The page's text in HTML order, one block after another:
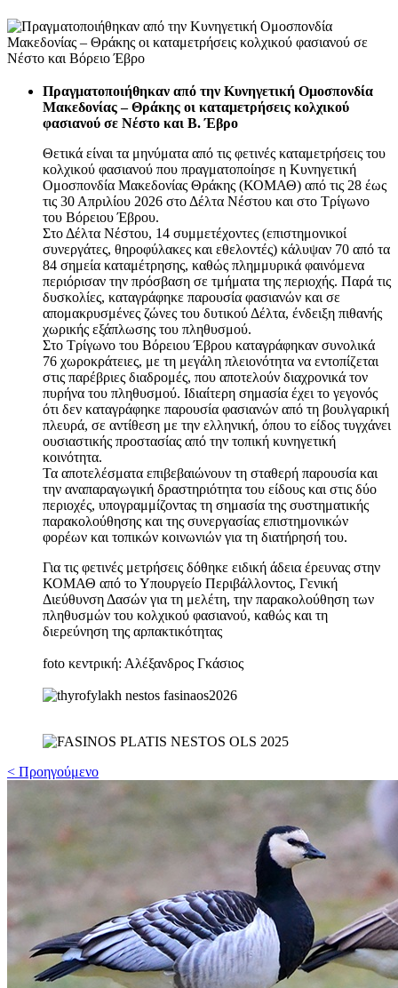
Πραγματοποιήθηκαν από την Κυνηγετική Ομοσπονδία
Μακεδονίας – Θράκης οι καταμετρήσεις κολχικού
φασιανού σε Νέστο και Β. Έβρο
Θετικά είναι τα μηνύματα από τις φετινές καταμετρήσεις του
κολχικού φασιανού που πραγματοποίησε η Κυνηγετική
Ομοσπονδία Μακεδονίας Θράκης (ΚΟΜΑΘ) από τις 28 έως
τις 30 Απριλίου 2026 στο Δέλτα Νέστου και στο Τρίγωνο
του Βόρειου Έβρου.
Στο Δέλτα Νέστου, 14 συμμετέχοντες (επιστημονικοί
συνεργάτες, θηροφύλακες και εθελοντές) κάλυψαν 70 από τα
84 σημεία καταμέτρησης, καθώς πλημμυρικά φαινόμενα
περιόρισαν την πρόσβαση σε τμήματα της περιοχής. Παρά τις
δυσκολίες, καταγράφηκε παρουσία φασιανών και σε
απομακρυσμένες ζώνες του δυτικού Δέλτα, ένδειξη πιθανής
χωρικής εξάπλωσης του πληθυσμού.
Στο Τρίγωνο του Βόρειου Έβρου καταγράφηκαν συνολικά
76 χωροκράτειες, με τη μεγάλη πλειονότητα να εντοπίζεται
στις παρέβριες διαδρομές, που αποτελούν διαχρονικά τον
πυρήνα του πληθυσμού. Ιδιαίτερη σημασία έχει το γεγονός
ότι δεν καταγράφηκε παρουσία φασιανών από τη βουλγαρική
πλευρά, σε αντίθεση με την ελληνική, όπου το είδος τυγχάνει
ουσιαστικής προστασίας από την τοπική κυνηγετική
κοινότητα.
Τα αποτελέσματα επιβεβαιώνουν τη σταθερή παρουσία και
την αναπαραγωγική δραστηριότητα του είδους και στις δύο
περιοχές, υπογραμμίζοντας τη σημασία της συστηματικής
παρακολούθησης και της συνεργασίας επιστημονικών
φορέων και τοπικών κοινωνιών για τη διατήρησή του.
Για τις φετινές μετρήσεις δόθηκε ειδική άδεια έρευνας στην
ΚΟΜΑΘ από το Υπουργείο Περιβάλλοντος, Γενική
Διεύθυνση Δασών για τη μελέτη, την παρακολούθηση των
πληθυσμών του κολχικού φασιανού, καθώς και τη
διερεύνηση της αρπακτικότητας
foto κεντρική: Αλέξανδρος Γκάσιος
< Προηγούμενο